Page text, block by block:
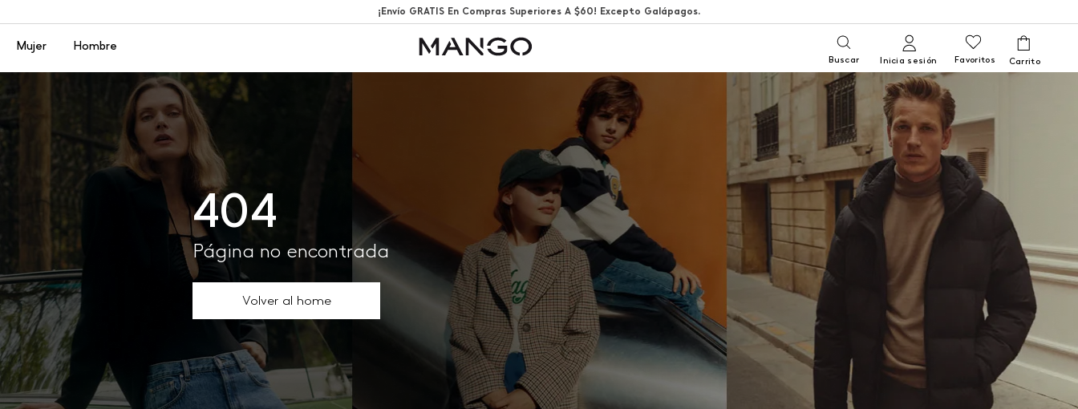
¡Envío GRATIS En Compras Superiores A $60! Excepto Galápagos.
Menú
Mujer Hombre
Buscar Inicia sesión Favoritos
404
Página no encontrada
Volver al home